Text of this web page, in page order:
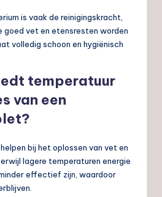
is vaak de reinigingskracht,
vet en etensresten worden
volledig schoon en hygiënisch
temperatuur
van een
bij het oplossen van vet en
lagere temperaturen energie
effectief zijn, waardoor